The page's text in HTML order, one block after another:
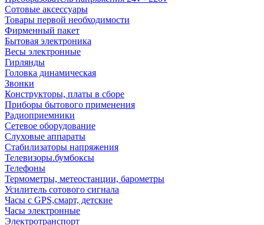
Сотовые аксессуары
Товары первой необходимости
Фирменный пакет
Бытовая электроника
Весы электронные
Гирлянды
Головка динамическая
Звонки
Конструкторы, платы в сборе
Приборы бытового применения
Радиоприемники
Сетевое оборудование
Слуховые аппараты
Стабилизаторы напряжения
Телевизоры.бумбоксы
Телефоны
Термометры, метеостанции, барометры
Усилитель сотового сигнала
Часы с GPS,смарт, детские
Часы электронные
Электротранспорт